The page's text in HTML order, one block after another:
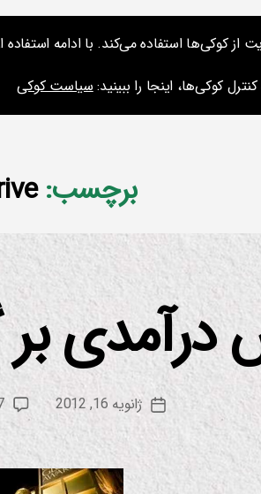
برچسب:
نوشته
از
م
ع
و
تاریخ
نوشته
ژانویه 16, 2012
کوکی‌ها استفاده می‌کند. با ادامه استفاده
کوکی‌ها، اینجا را ببینید:سیاست کوکی